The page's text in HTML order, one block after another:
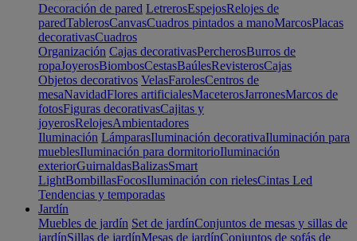
Decoración de pared LetrerosEspejosRelojes de
paredTablerosCanvasCuadros pintados a manoMarcosPlacas
decorativasCuadros
Organización Cajas decorativasPercherosBurros de
ropaJoyerosBiombosCestasBaúlesRevisterosCajas
Objetos decorativos VelasFarolesCentros de
mesaNavidadFlores artificialesMaceterosJarronesMarcos de
fotosFiguras decorativasCajitas y
joyerosRelojesAmbientadores
Iluminación LámparasIluminación decorativaIluminación para
mueblesIluminación para dormitorioIluminación
exteriorGuirnaldasBalizasSmart
LightBombillasFocosIluminación con rielesCintas Led
Tendencias y temporadas
Jardín
Muebles de jardín Set de jardínConjuntos de mesas y sillas de
jardínSillas de jardínMesas de jardínConjuntos de sofás de